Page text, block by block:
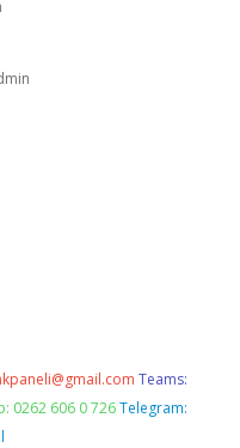
Teams:
0262 606 0 726 Telegram: